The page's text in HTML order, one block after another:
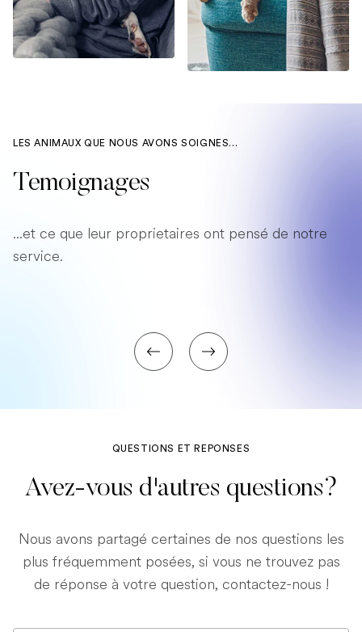
LES ANIMAUX QUE NOUS AVONS SOIGNES...
Temoignages
...et ce que leur proprietaires ont pensé de notre
service.
QUESTIONS ET REPONSES
Avez-vous d'autres questions?
Nous avons partagé certaines de nos questions les
plus fréquemment posées, si vous ne trouvez pas
de réponse à votre question, contactez-nous !